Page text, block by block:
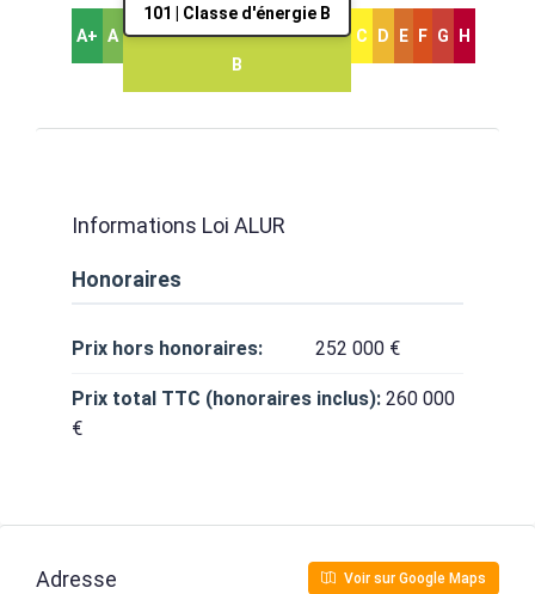
A+ A
101 | Classe d'énergie B
B
C D E F G H
Informations Loi ALUR
Honoraires
Prix hors honoraires: 252 000 €
Prix total TTC (honoraires inclus): 260 000
€
Adresse Voir sur Google Maps